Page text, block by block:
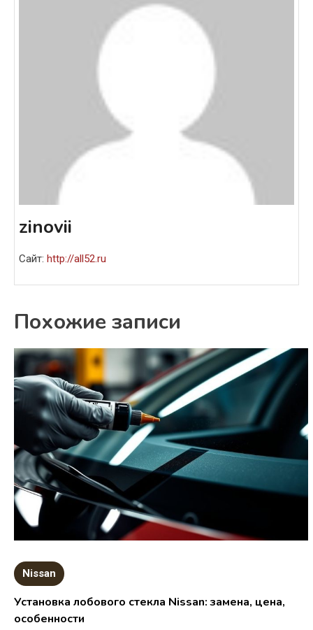
zinovii
Сайт: http://all52.ru
Похожие записи
Nissan
Установка лобового стекла Nissan: замена, цена,
особенности